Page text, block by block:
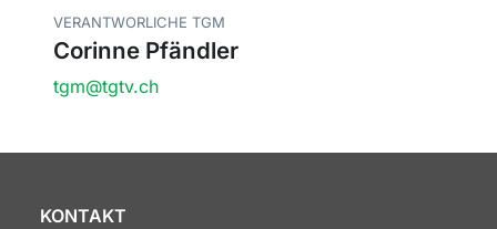
VERANTWORLICHE TGM
Corinne Pfändler
tgm@tgtv.ch
KONTAKT